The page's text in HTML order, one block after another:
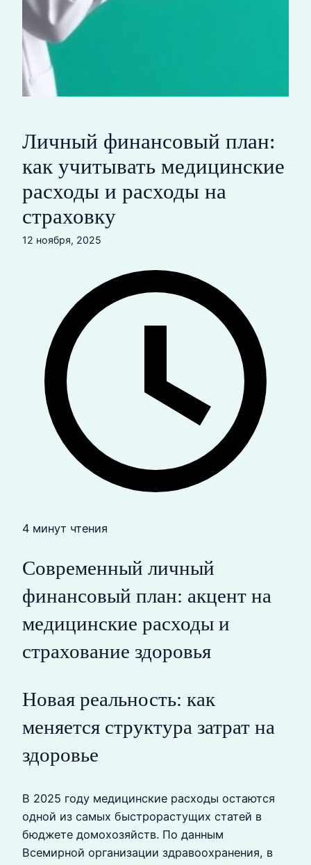
Личный финансовый план:
как учитывать медицинские
расходы и расходы на
страховку
12 ноября, 2025
4 минут чтения
Современный личный
финансовый план: акцент на
медицинские расходы и
страхование здоровья
Новая реальность: как
меняется структура затрат на
здоровье
В 2025 году медицинские расходы остаются
одной из самых быстрорастущих статей в
бюджете домохозяйств. По данным
Всемирной организации здравоохранения, в